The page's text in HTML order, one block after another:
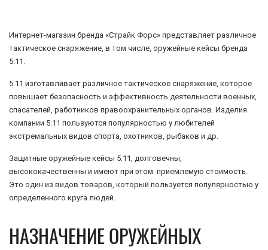
Интернет-магазин бренда «Страйк Форс» представляет различное
тактическое снаряжение, в том числе, оружейные кейсы бренда
5.11.
5.11 изготавливает различное тактическое снаряжение, которое
повышает безопасность и эффективность деятельности военных,
спасателей, работников правоохранительных органов. Изделия
компании 5.11 пользуются популярностью у любителей
экстремальных видов спорта, охотников, рыбаков и др.
Защитные оружейные кейсы 5.11, долговечны,
высококачественны и имеют при этом приемлемую стоимость.
Это один из видов товаров, который пользуется популярностью у
определенного круга людей.
НАЗНАЧЕНИЕ ОРУЖЕЙНЫХ